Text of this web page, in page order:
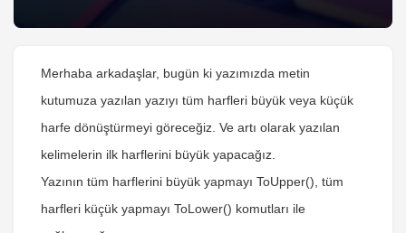
satır kod ile yapacağız.Ben formumun tasarımını
Merhaba arkadaşlar, bugün ki yazımızda metin
kutumuza yazılan yazıyı tüm harfleri büyük veya küçük
harfe dönüştürmeyi göreceğiz. Ve artı olarak yazılan
kelimelerin ilk harflerini büyük yapacağız.
Yazının tüm harflerini büyük yapmayı ToUpper() , tüm
harfleri küçük yapmayı ToLower() komutları ile